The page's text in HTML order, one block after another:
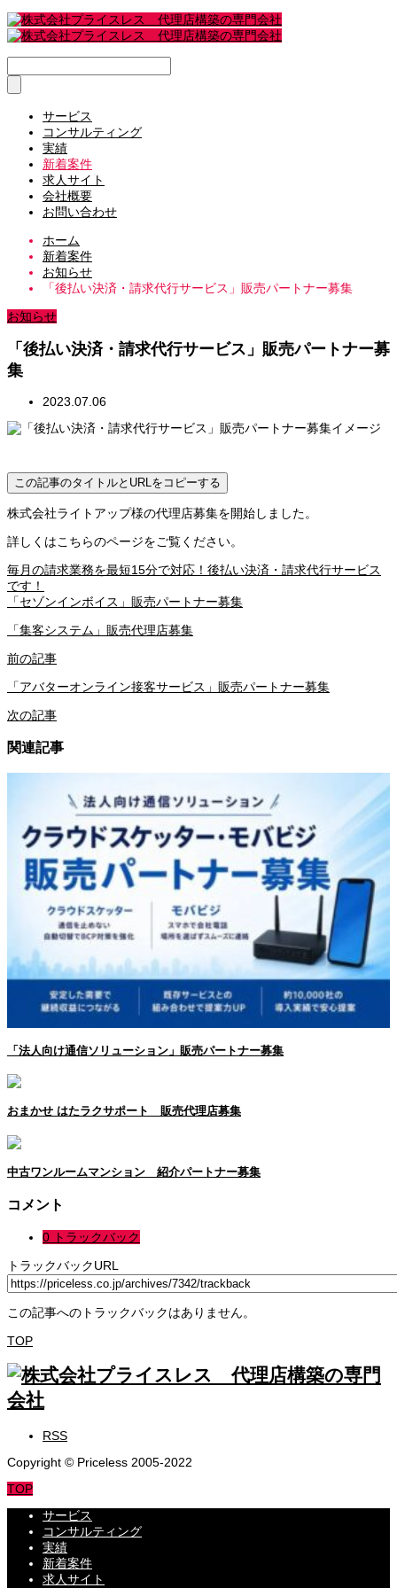
サービス
コンサルティング
実績
新着案件
求人サイト
会社概要
お問い合わせ
ホーム
新着案件
お知らせ
「後払い決済・請求代行サービス」販売パートナー募集
お知らせ
「後払い決済・請求代行サービス」販売パートナー募
集
2023.07.06
この記事のタイトルとURLをコピーする
株式会社ライトアップ様の代理店募集を開始しました。
詳しくはこちらのページをご覧ください。
毎月の請求業務を最短15分で対応！後払い決済・請求代行サービス
です！
「セゾンインボイス」販売パートナー募集
「集客システム」販売代理店募集
前の記事
「アバターオンライン接客サービス」販売パートナー募集
次の記事
関連記事
「法人向け通信ソリューション」販売パートナー募集
おまかせ はたラクサポート 販売代理店募集
中古ワンルームマンション 紹介パートナー募集
コメント
0 トラックバック
トラックバックURL
この記事へのトラックバックはありません。
TOP
RSS
Copyright © Priceless 2005-2022
TOP
サービス
コンサルティング
実績
新着案件
求人サイト